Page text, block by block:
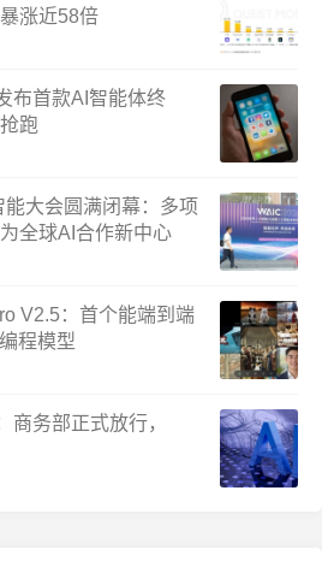
涨近58倍
布首款AI智能体终
跑
大会圆满闭幕：多项
全球AI合作新中心
V2.5：首个能端到端
程模型
商务部正式放行，